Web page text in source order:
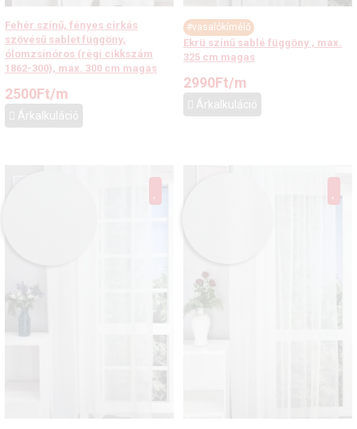
Fehér színű, fényes cirkás
szövésű sablet függöny,
ólomzsinóros (régi cikkszám
1862-300), max. 300 cm magas
2500Ft/m
Árkalkuláció
#vasalókímélő
Ekrü színű sablé függöny , max.
325 cm magas
2990Ft/m
Árkalkuláció